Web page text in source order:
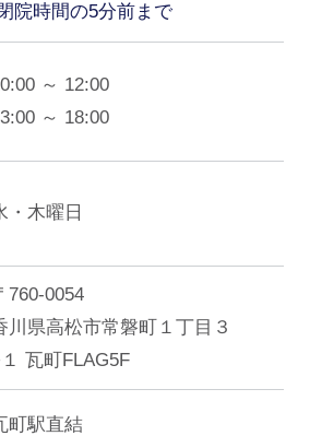
院時間の5分前まで
～ 12:00
～ 18:00
・木曜日
760-0054
川県高松市常磐町１丁目３
瓦町FLAG5F
町駅直結